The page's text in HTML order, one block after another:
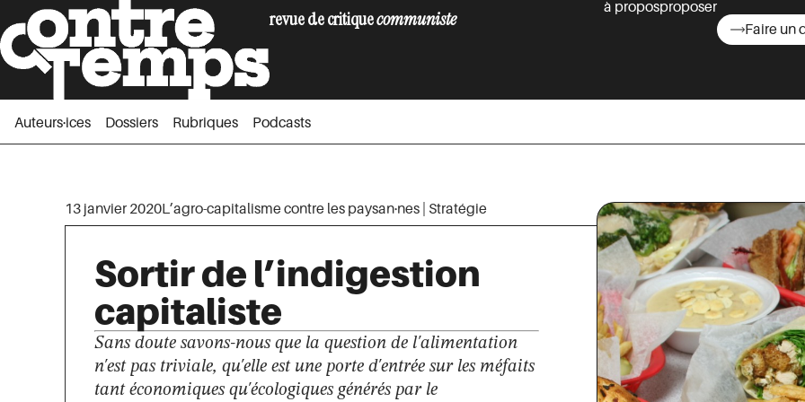
Auteurs·ices
revue de critiquecommuniste à proposproposer
Faire un
Auteurs·ices Dossiers Rubriques Podcasts
13 janvier 2020L’agro-capitalisme contre les paysan·nes Stratégie
Sortir de l’indigestion
capitaliste
Sans doute savons-nous que la question de l'alimentation
n'est pas triviale, qu'elle est une porte d'entrée sur les méfaits
tant économiques qu'écologiques générés par le